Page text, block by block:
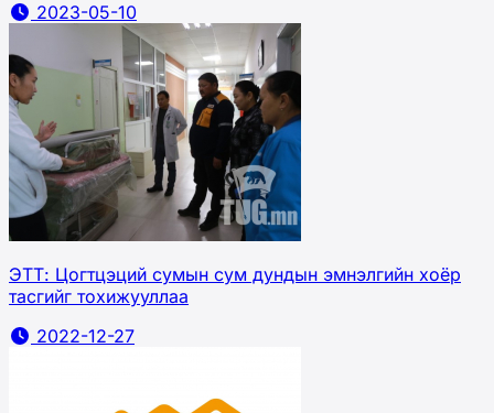
2023-05-10
ЭТТ: Цогтцэций сумын сум дундын эмнэлгийн хоёр
тасгийг тохижууллаа
2022-12-27